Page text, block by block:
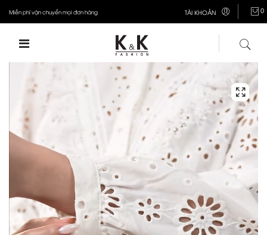
Miễn phí vận chuyển mọi đơn hàng TÀI KHOẢN 0